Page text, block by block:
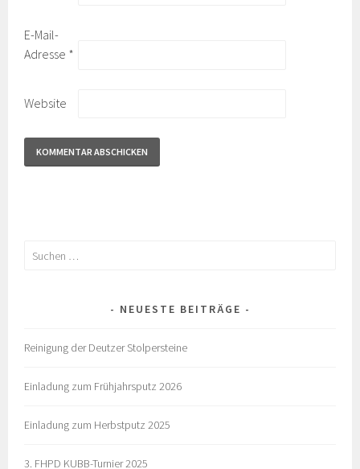
E-Mail-
Adresse *
Website
Suchen
NEUESTE BEITRÄGE
Reinigung der Deutzer Stolpersteine
Einladung zum Frühjahrsputz 2026
Einladung zum Herbstputz 2025
3. FHPD KUBB-Turnier 2025